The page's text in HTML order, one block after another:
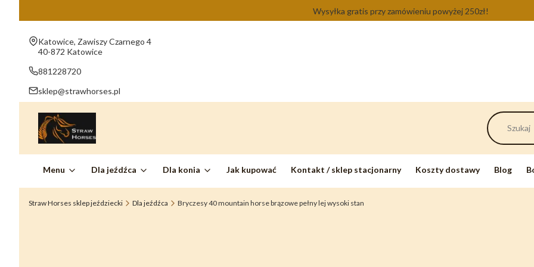
Wysyłka gratis przy zamówieniu powyżej 250zł!
Adres:
Katowice, Zawiszy Czarnego 4
40-872 Katowice
881228720
sklep@strawhorses.pl
Menu Dla jeźdźca Dla konia Jak kupować Kontakt / sklep stacjonarny Koszty dostawy Blog
Straw Horses sklep jeździecki Dla jeźdźca Bryczesy 40 mountain horse brązowe pełny lej wysoki stan